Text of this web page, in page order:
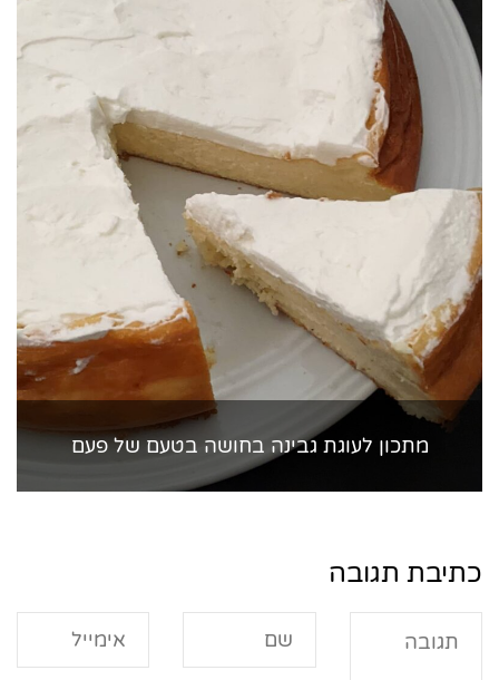
מתכון לעוגת גבינה בחושה בטעם של פעם
כתיבת תגובה